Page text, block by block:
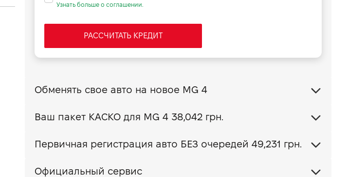
Узнать больше о соглашении.
РАССЧИТАТЬ КРЕДИТ
Обменять свое авто на новое MG 4
Ваш пакет КАСКО для MG 4 38,042 грн.
Первичная регистрация авто БЕЗ очередей 49,231 грн.
Официальный сервис